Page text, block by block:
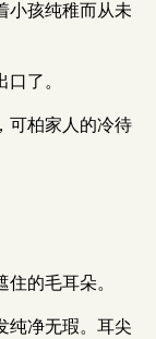
小孩纯稚而从未
了。
可柏家人的冷待
的毛耳朵。
纯净无瑕。耳尖